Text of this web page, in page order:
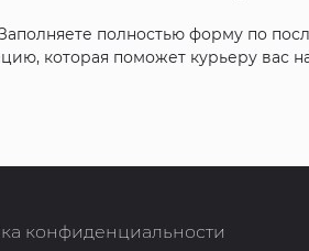
полностью форму по
которая поможет курьеру вас
конфиденциальности